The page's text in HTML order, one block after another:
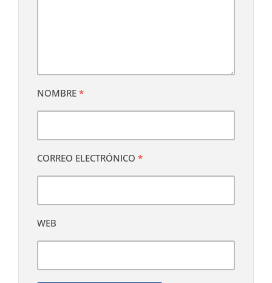
NOMBRE *
CORREO ELECTRÓNICO *
WEB